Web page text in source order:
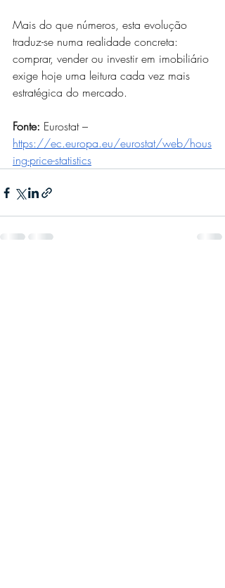
Mais do que números, esta evolução
traduz-se numa realidade concreta:
comprar, vender ou investir em imobiliário
exige hoje uma leitura cada vez mais
estratégica do mercado.
Fonte: Eurostat –
https://ec.europa.eu/eurostat/web/hous
ing-price-statistics